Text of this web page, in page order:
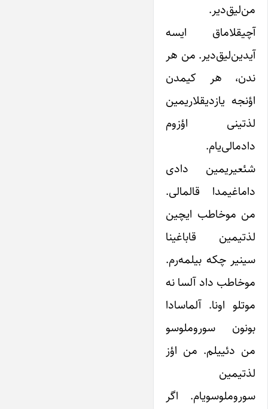
من‌لیق‌دیر.
آچیقلاماق ایسه
آیدین‌لیق‌دیر. من هر
ندن، هر کیمدن
اؤنجه یازدیقلاریمین
لذتینی اؤزوم
دادمالی‌یام.
شئعیریمین دادی
داماغیمدا قالمالی.
من موخاطب ایچین
لذتیمین قاباغینا
سینیر چکه بیلمه‌رم.
موخاطب داد آلسا نه
موتلو اونا. آلماسادا
بونون سوروملوسو
من دئییلم. من اؤز
لذتیمین
سوروملوسویام. اگر